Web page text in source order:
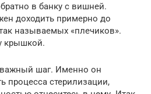
в банку с вишней.
доходить примерно до
называемых «плечиков».
крышкой.
шаг. Именно он
процесса стерилизации,